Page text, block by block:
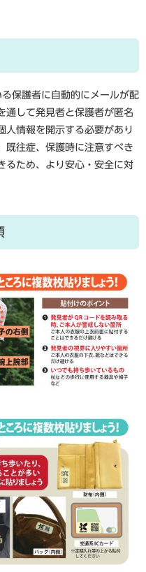
保護者に自動的にメールが配
通して発見者と保護者が匿名
人情報を開示する必要があり
既往症、保護時に注意すべき
るため、より安心・安全に対